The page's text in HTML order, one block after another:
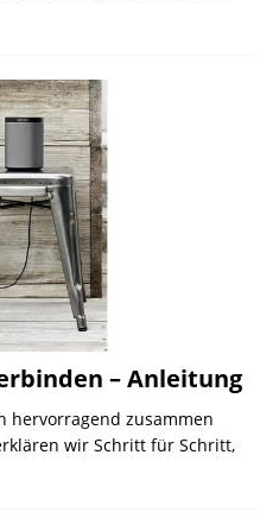
– Anleitung
hervorragend zusammen
wir Schritt für Schritt,